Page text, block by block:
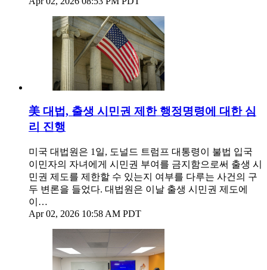
美 대법, 출생 시민권 제한 행정명령에 대한 심
리 진행
미국 대법원은 1일, 도널드 트럼프 대통령이 불법 입국
이민자의 자녀에게 시민권 부여를 금지함으로써 출생 시
민권 제도를 제한할 수 있는지 여부를 다루는 사건의 구
두 변론을 들었다. 대법원은 이날 출생 시민권 제도에
이…
Apr 02, 2026 10:58 AM PDT